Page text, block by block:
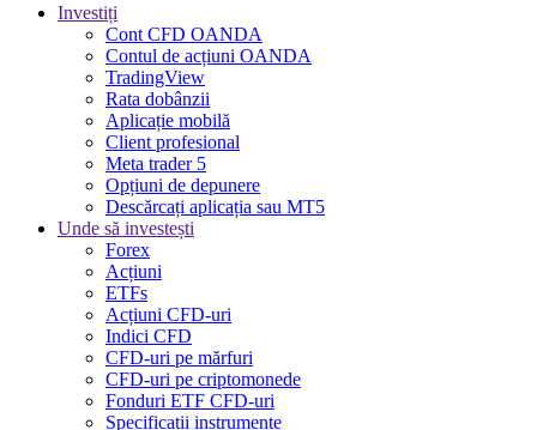
Investiți
Cont CFD OANDA
Contul de acțiuni OANDA
TradingView
Rata dobânzii
Aplicație mobilă
Client profesional
Meta trader 5
Opțiuni de depunere
Descărcați aplicația sau MT5
Unde să investești
Forex
Acțiuni
ETFs
Acțiuni CFD-uri
Indici CFD
CFD-uri pe mărfuri
CFD-uri pe criptomonede
Fonduri ETF CFD-uri
Specificații instrumente